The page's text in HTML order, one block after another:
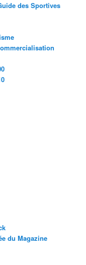
des Sportives
du Magazine